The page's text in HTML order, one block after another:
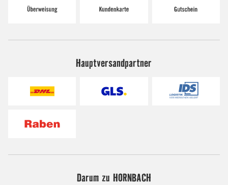
Hauptversandpartner
Darum zu HORNBACH